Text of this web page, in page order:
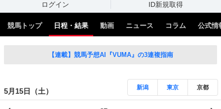
ログイン ID新規取得
競馬トップ 日程・結果 動画 ニュース コラム 公式情
【連載】競馬予想AI『VUMA』の3連複指南
5月15日（土） 新潟 東京 京都